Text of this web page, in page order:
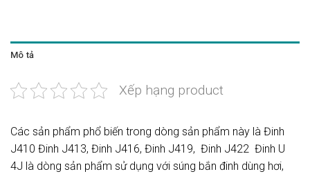
Mô tả
Xếp hạng product
Các sản phẩm phổ biến trong dòng sản phẩm này là Đinh
J410 Đinh J413, Đinh J416, Đinh J419, Đinh J422 Đinh U
4J là dòng sản phẩm sử dụng với súng bắn đinh dùng hơi,